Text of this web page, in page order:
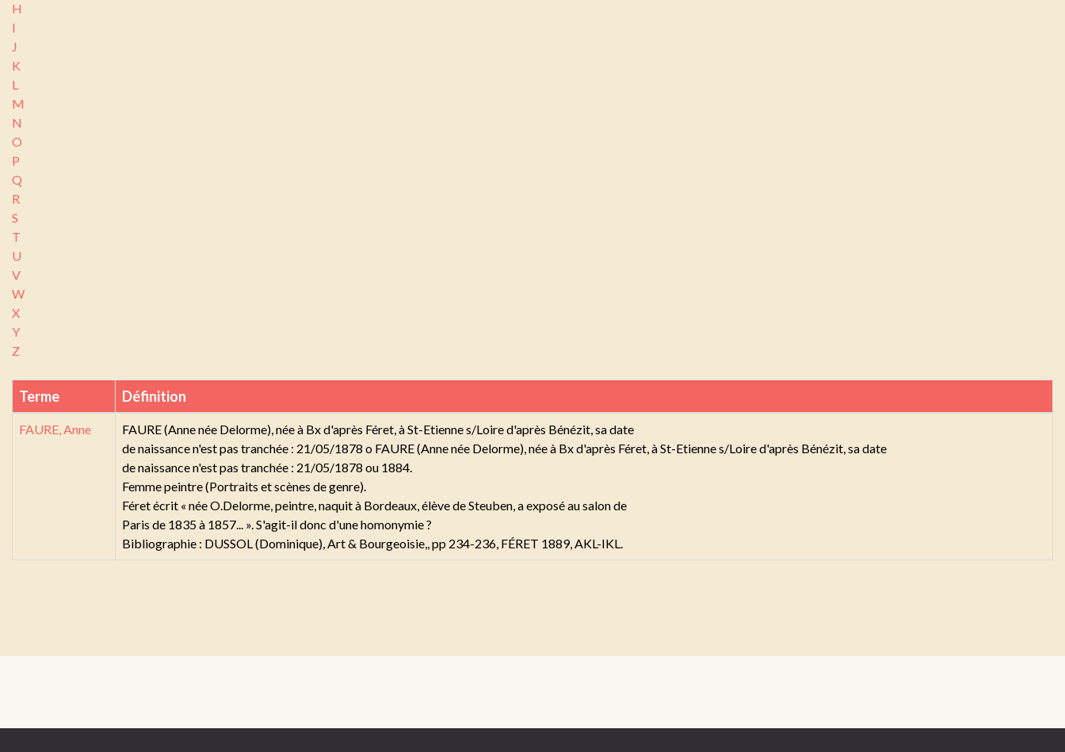
H
I
J
K
L
M
N
O
P
Q
R
S
T
U
V
W
X
Y
Z
Terme Définition
FAURE, Anne
FAURE (Anne née Delorme), née à Bx d'après Féret, à St-Etienne s/Loire d'après Bénézit, sa date
de naissance n'est pas tranchée : 21/05/1878 o FAURE (Anne née Delorme), née à Bx d'après Féret, à St-Etienne s/Loire d'après Bénézit, sa date
de naissance n'est pas tranchée : 21/05/1878 ou 1884.
Femme peintre (Portraits et scènes de genre).
Féret écrit « née O.Delorme, peintre, naquit à Bordeaux, élève de Steuben, a exposé au salon de
Paris de 1835 à 1857... ». S'agit-il donc d'une homonymie ?
Bibliographie : DUSSOL (Dominique), Art & Bourgeoisie,, pp 234-236, FÉRET 1889, AKL-IKL.